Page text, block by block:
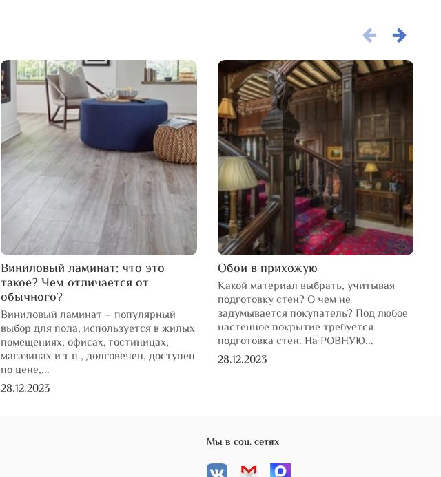
Виниловый ламинат: что это
такое? Чем отличается от
обычного?
Виниловый ламинат – популярный
выбор для пола, используется в жилых
помещениях, офисах, гостиницах,
магазинах и т.п., долговечен, доступен
по цене,...
28.12.2023
Обои в прихожую
Какой материал выбрать, учитывая
подготовку стен? О чем не
задумывается покупатель? Под любое
настенное покрытие требуется
подготовка стен. На РОВНУЮ...
28.12.2023
Мы в соц. сетях